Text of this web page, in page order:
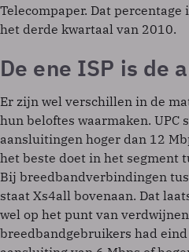
Telecompaper. Dat percentage
het derde kwartaal van 2010.
De ene ISP is de
Er zijn wel verschillen in de
hun beloftes waarmaken. UPC
aansluitingen hoger dan 12
het beste doet in het segment
Bij breedbandverbindingen
staat Xs4all bovenaan. Dat
wel op het punt van
breedbandgebruikers had